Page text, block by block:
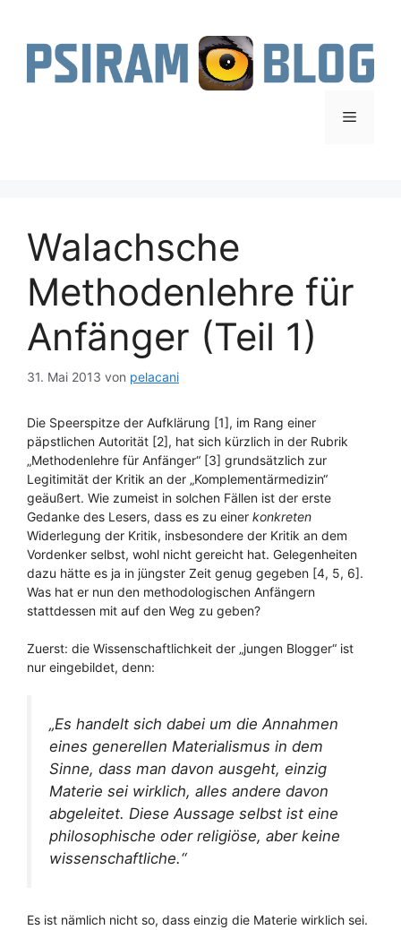
springen
Menü
Walachsche
Methodenlehre für
Anfänger (Teil 1)
31. Mai 2013 von pelacani
Die Speerspitze der Aufklärung [1], im Rang einer
päpstlichen Autorität [2], hat sich kürzlich in der Rubrik
„Methodenlehre für Anfänger“ [3] grundsätzlich zur
Legitimität der Kritik an der „Komplementärmedizin“
geäußert. Wie zumeist in solchen Fällen ist der erste
Gedanke des Lesers, dass es zu einer konkreten
Widerlegung der Kritik, insbesondere der Kritik an dem
Vordenker selbst, wohl nicht gereicht hat. Gelegenheiten
dazu hätte es ja in jüngster Zeit genug gegeben [4, 5, 6].
Was hat er nun den methodologischen Anfängern
stattdessen mit auf den Weg zu geben?
Zuerst: die Wissenschaftlichkeit der „jungen Blogger“ ist
nur eingebildet, denn:
„Es handelt sich dabei um die Annahmen
eines generellen Materialismus in dem
Sinne, dass man davon ausgeht, einzig
Materie sei wirklich, alles andere davon
abgeleitet. Diese Aussage selbst ist eine
philosophische oder religiöse, aber keine
wissenschaftliche.“
Es ist nämlich nicht so, dass einzig die Materie wirklich sei.